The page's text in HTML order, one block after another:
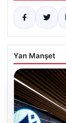
Yan Manşet